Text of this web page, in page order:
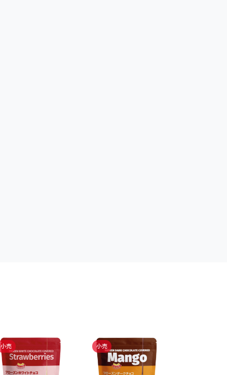
小売 小売